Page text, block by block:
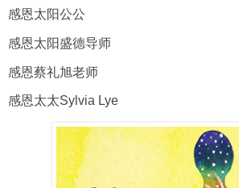
感恩太阳公公
感恩太阳盛德导师
感恩蔡礼旭老师
感恩太太Sylvia Lye